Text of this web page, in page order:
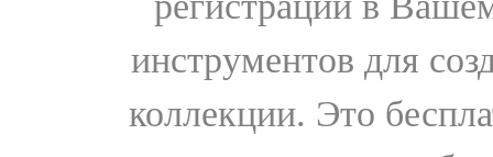
инструментов для
коллекции. Это